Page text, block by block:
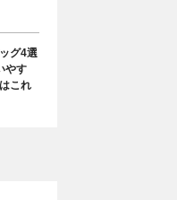
グ4選
やす
これ